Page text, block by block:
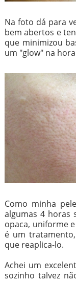
Na foto dá para
bem abertos e
que minimizou
um "glow" na
Como minha
algumas 4 horas
opaca, uniforme
é um
que reaplica-lo.
Achei um
sozinho talvez